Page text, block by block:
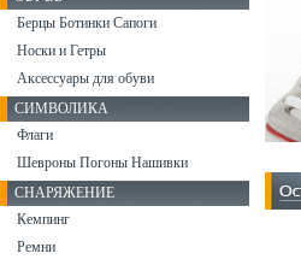
Берцы Ботинки Сапоги
Носки и Гетры
Аксессуары для обуви
СИМВОЛИКА
Флаги
Шевроны Погоны Нашивки
СНАРЯЖЕНИЕ
Кемпинг
Ремни